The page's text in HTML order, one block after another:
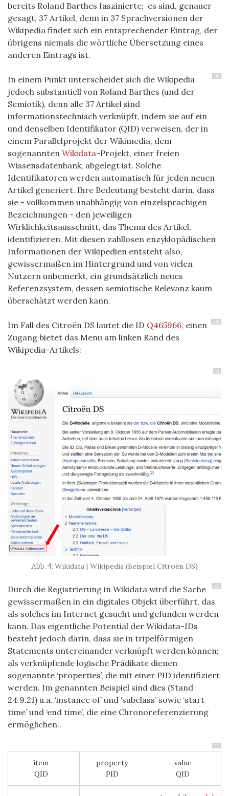
bereits Roland Barthes faszinierte; es sind, genauer
gesagt, 37 Artikel, denn in 37 Sprachversionen der
Wikipedia findet sich ein entsprechender Eintrag, der
übrigens niemals die wörtliche Übersetzung eines
anderen Eintrags ist.
39
In einem Punkt unterscheidet sich die Wikipedia
jedoch substantiell von Roland Barthes (und der
Semiotik), denn alle 37 Artikel sind
informationstechnisch verknüpft, indem sie auf ein
und denselben Identifikator (QID) verweisen, der in
einem Parallelprojekt der Wikimedia, dem
sogenannten Wikidata-Projekt, einer freien
Wissensdatenbank, abgelegt ist. Solche
Identifikatoren werden automatisch für jeden neuen
Artikel generiert. Ihre Bedeutung besteht darin, dass
sie - vollkommen unabhängig von einzelsprachigen
Bezeichnungen - den jeweiligen
Wirklichkeitsausschnitt, das Thema des Artikel,
identifizieren. Mit diesen zahllosen enzyklopädischen
Informationen der Wikipedien entsteht also,
gewissermaßen im Hintergrund und von vielen
Nutzern unbemerkt, ein grundsätzlich neues
Referenzsystem, dessen semiotische Relevanz kaum
überschätzt werden kann.
40
Im Fall des Citroën DS lautet die ID Q465966; einen
Zugang bietet das Menu am linken Rand des
Wikipedia-Artikels:
41
Wikidata | Wikipedia (Beispiel Citroën DS)
42
Durch die Registrierung in Wikidata wird die Sache
gewissermaßen in ein digitales Objekt überführt, das
als solches im Internet gesucht und gefunden werden
kann. Das eigentliche Potential der Wikidata-IDs
besteht jedoch darin, dass sie in tripelförmigen
Statements untereinander verknüpft werden können;
als verknüpfende logische Prädikate dienen
sogenannte ‘properties’, die mit einer PID identifiziert
werden. Im genannten Beispiel sind dies (Stand
24.9.21) u.a. ‘instance of’ und ‘subclass’ sowie ‘start
time’ und ‘end time’, die eine Chronoreferenzierung
ermöglichen..
43
item
QID
property
PID
value
QID